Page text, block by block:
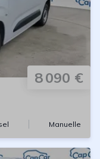
8 090 €
Manuelle